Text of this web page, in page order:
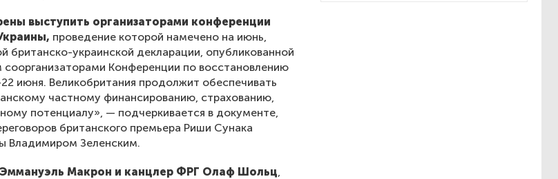
выступить организаторами конференции
проведение которой намечено на июнь,
британско-украинской декларации, опубликованной
Конференции по восстановлению
июня. Великобритания продолжит обеспечивать
частному финансированию, страхованию,
потенциалу», — подчеркивается в документе,
британского премьера Риши Сунака
Владимиром Зеленским.
Макрон и канцлер ФРГ Олаф Шольц,